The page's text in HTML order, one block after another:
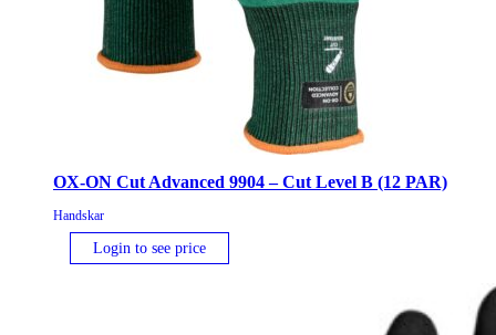
OX-ON Cut Advanced 9904 – Cut Level B (12 PAR)
Handskar
Login to see price